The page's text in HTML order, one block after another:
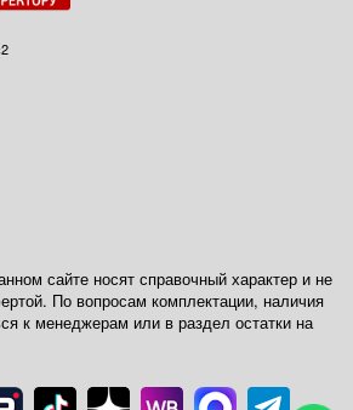
сайте носят справочный характер и не
По вопросам комплектации, наличия
к менеджерам или в раздел остатки на